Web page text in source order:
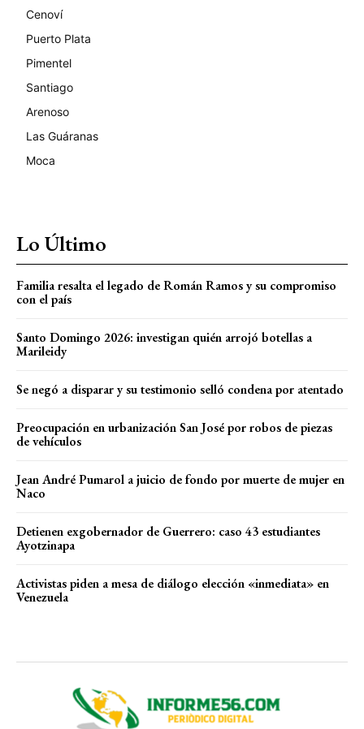
Cenoví
Puerto Plata
Pimentel
Santiago
Arenoso
Las Guáranas
Moca
Lo Último
Familia resalta el legado de Román Ramos y su compromiso
con el país
Santo Domingo 2026: investigan quién arrojó botellas a
Marileidy
Se negó a disparar y su testimonio selló condena por atentado
Preocupación en urbanización San José por robos de piezas
de vehículos
Jean André Pumarol a juicio de fondo por muerte de mujer en
Naco
Detienen exgobernador de Guerrero: caso 43 estudiantes
Ayotzinapa
Activistas piden a mesa de diálogo elección «inmediata» en
Venezuela